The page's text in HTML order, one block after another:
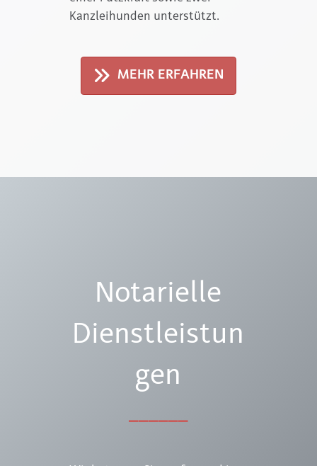
Kanzlei­hunden unterstützt.
MEHR ERFAHREN
Notarielle
Dienstleistun
gen